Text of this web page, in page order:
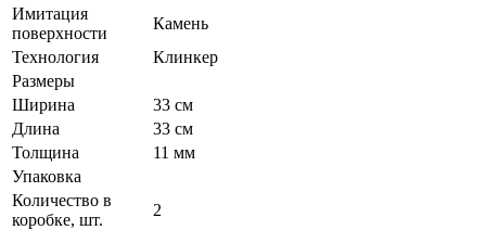
Имитация
поверхности
Камень
Технология
Клинкер
Размеры
Ширина
33 см
Длина
33 см
Толщина
11 мм
Упаковка
Количество в
коробке, шт.
2